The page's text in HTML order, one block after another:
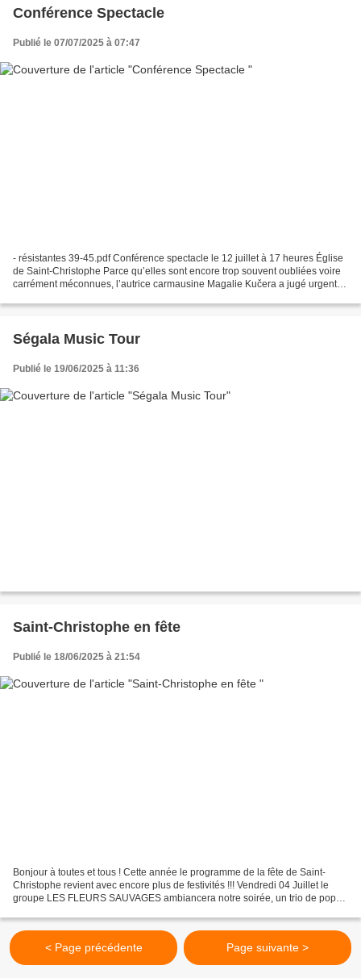
Conférence Spectacle
Publié le 07/07/2025 à 07:47
- résistantes 39-45.pdf Conférence spectacle le 12 juillet à 17 heures Église
de Saint-Christophe Parce qu’elles sont encore trop souvent oubliées voire
carrément méconnues, l’autrice carmausine Magalie Kučera a jugé urgent
Ségala Music Tour
Publié le 19/06/2025 à 11:36
Saint-Christophe en fête
Publié le 18/06/2025 à 21:54
Bonjour à toutes et tous ! Cette année le programme de la fête de Saint-
Christophe revient avec encore plus de festivités !!! Vendredi 04 Juillet le
groupe LES FLEURS SAUVAGES ambiancera notre soirée, un trio de pop
< Page précédente Page suivante >